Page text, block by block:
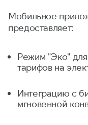
Мобильное
предоставляет:
Режим "Эко" для
тарифов на
Интеграцию с
мгновенной